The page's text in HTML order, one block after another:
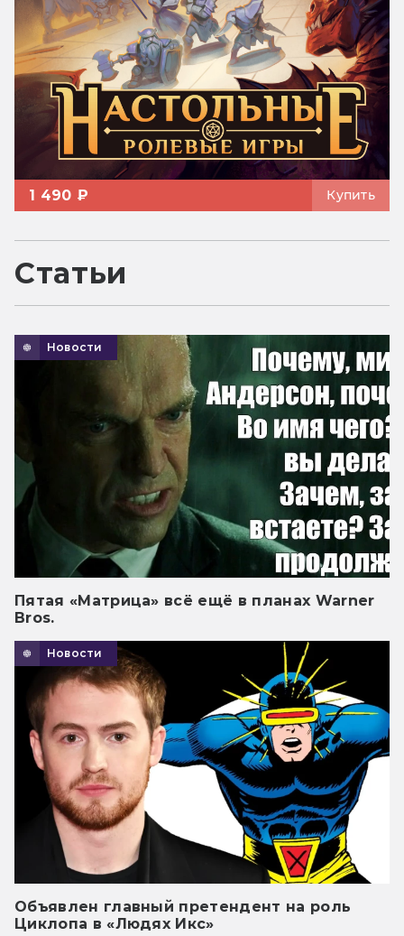
1 490 ₽ Купить
Статьи
Новости
Пятая «Матрица» всё ещё в планах Warner
Bros.
Новости
Объявлен главный претендент на роль
Циклопа в «Людях Икс»